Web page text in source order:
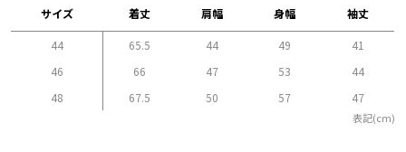
サイズ 着丈 肩幅 身幅 袖丈
44 65.5 44 49
41
46
66 47 53
44
48
67.5 50 57 47
表記(cm)